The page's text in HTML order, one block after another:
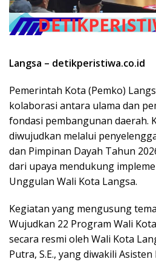
Langsa – detikperistiwa.co.id
Pemerintah Kota (Pemko)
kolaborasi antara ulama dan
fondasi pembangunan daerah.
diwujudkan melalui
dan Pimpinan Dayah Tahun
dari upaya mendukung
Unggulan Wali Kota Langsa.
Kegiatan yang mengusung
Wujudkan 22 Program Wali
secara resmi oleh Wali Kota
Putra, S.E., yang diwakili